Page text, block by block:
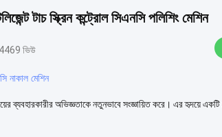
টাচ স্ক্রিন কন্ট্রোল সিএনসি পলিশিং মেশিন
4469 ভিউ
নাকাল মেশিন
ব্যবহারকারীর অভিজ্ঞতাকে নতুনভাবে সংজ্ঞায়িত করে। এর হৃদয়ে